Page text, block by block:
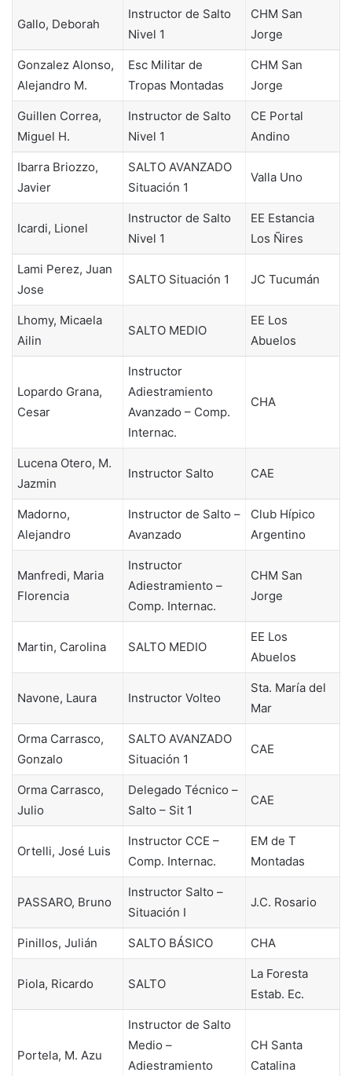
Gallo, Deborah
Instructor de Salto
Nivel 1
CHM San
Jorge
Gonzalez Alonso,
Alejandro M.
Esc Militar de
Tropas Montadas
CHM San
Jorge
Guillen Correa,
Miguel H.
Instructor de Salto
Nivel 1
CE Portal
Andino
Ibarra Briozzo,
Javier
SALTO AVANZADO
Situación 1
Valla Uno
Icardi, Lionel
Instructor de Salto
Nivel 1
EE Estancia
Los Ñires
Lami Perez, Juan
Jose
SALTO Situación 1 JC Tucumán
Lhomy, Micaela
Ailin
SALTO MEDIO
EE Los
Abuelos
Lopardo Grana,
Cesar
Instructor
Adiestramiento
Avanzado – Comp.
Internac.
CHA
Lucena Otero, M.
Jazmin
Instructor Salto CAE
Madorno,
Alejandro
Instructor de Salto –
Avanzado
Club Hípico
Argentino
Manfredi, Maria
Florencia
Instructor
Adiestramiento –
Comp. Internac.
CHM San
Jorge
Martin, Carolina SALTO MEDIO
EE Los
Abuelos
Navone, Laura Instructor Volteo
Sta. María del
Mar
Orma Carrasco,
Gonzalo
SALTO AVANZADO
Situación 1
CAE
Orma Carrasco,
Julio
Delegado Técnico –
Salto – Sit 1
CAE
Ortelli, José Luis
Instructor CCE –
Comp. Internac.
EM de T
Montadas
PASSARO, Bruno
Instructor Salto –
Situación I
J.C. Rosario
Pinillos, Julián SALTO BÁSICO CHA
Piola, Ricardo SALTO
La Foresta
Estab. Ec.
Portela, M. Azu
Instructor de Salto
Medio –
Adiestramiento
CH Santa
Catalina